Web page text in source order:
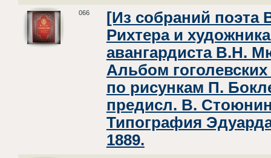
066
[Из собраний поэта
Рихтера и
авангардиста В.Н.
Альбом
по рисункам П.
предисл. В.
Типография
1889.